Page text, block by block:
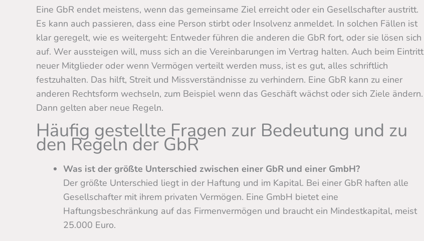
Eine GbR endet meistens, wenn das gemeinsame Ziel erreicht oder ein Gesellschafter austritt.
Es kann auch passieren, dass eine Person stirbt oder Insolvenz anmeldet. In solchen Fällen ist
klar geregelt, wie es weitergeht: Entweder führen die anderen die GbR fort, oder sie lösen sich
auf. Wer aussteigen will, muss sich an die Vereinbarungen im Vertrag halten. Auch beim Eintritt
neuer Mitglieder oder wenn Vermögen verteilt werden muss, ist es gut, alles schriftlich
festzuhalten. Das hilft, Streit und Missverständnisse zu verhindern. Eine GbR kann zu einer
anderen Rechtsform wechseln, zum Beispiel wenn das Geschäft wächst oder sich Ziele ändern.
Dann gelten aber neue Regeln.
Häufig gestellte Fragen zur Bedeutung und zu
den Regeln der GbR
Was ist der größte Unterschied zwischen einer GbR und einer GmbH?
Der größte Unterschied liegt in der Haftung und im Kapital. Bei einer GbR haften alle
Gesellschafter mit ihrem privaten Vermögen. Eine GmbH bietet eine
Haftungsbeschränkung auf das Firmenvermögen und braucht ein Mindestkapital, meist
25.000 Euro.